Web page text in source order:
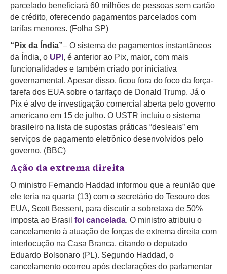
parcelado beneficiará 60 milhões de pessoas sem cartão
de crédito, oferecendo pagamentos parcelados com
tarifas menores. (Folha SP)
“Pix da Índia”– O sistema de pagamentos instantâneos
da Índia, o UPI , é anterior ao Pix, maior, com mais
funcionalidades e também criado por iniciativa
governamental. Apesar disso, ficou fora do foco da força-
tarefa dos EUA sobre o tarifaço de Donald Trump. Já o
Pix é alvo de investigação comercial aberta pelo governo
americano em 15 de julho. O USTR incluiu o sistema
brasileiro na lista de supostas práticas “desleais” em
serviços de pagamento eletrônico desenvolvidos pelo
governo. (BBC)
Ação da extrema direita
O ministro Fernando Haddad informou que a reunião que
ele teria na quarta (13) com o secretário do Tesouro dos
EUA, Scott Bessent, para discutir a sobretaxa de 50%
imposta ao Brasil foi cancelada. O ministro atribuiu o
cancelamento à atuação de forças de extrema direita com
interlocução na Casa Branca, citando o deputado
Eduardo Bolsonaro (PL). Segundo Haddad, o
cancelamento ocorreu após declarações do parlamentar